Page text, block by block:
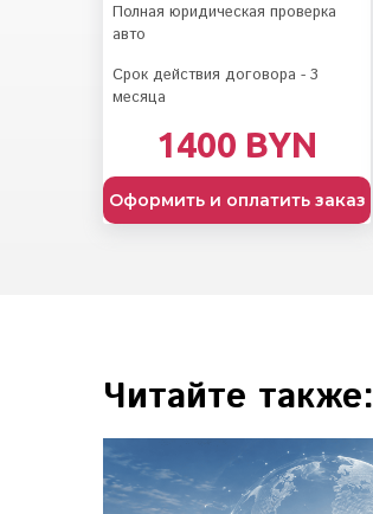
Полная юридическая проверка
авто
Срок действия договора - 3
месяца
1400 BYN
Оформить и оплатить заказ
Читайте также: